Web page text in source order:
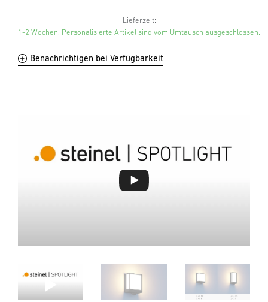
Lieferzeit:
1-2 Wochen. Personalisierte Artikel sind vom Umtausch ausgeschlossen.
Benachrichtigen bei Verfügbarkeit